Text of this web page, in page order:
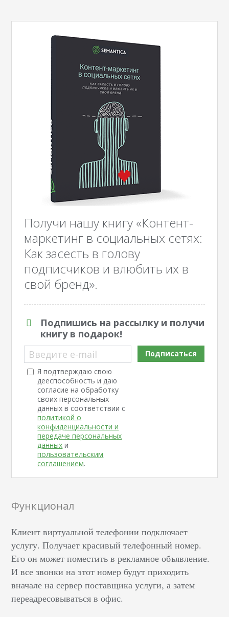
Получи нашу книгу «Контент-
маркетинг в социальных сетях:
Как засесть в голову
подписчиков и влюбить их в
свой бренд».
Подпишись на рассылку и получи
книгу в подарок!
Введите e-mail
Я подтверждаю свою
дееспособность и даю
согласие на обработку
своих персональных
данных в соответствии с
политикой о
конфиденциальности и
передаче персональных
данных и
пользовательским
соглашением.
Подписаться
Функционал
Клиент виртуальной телефонии подключает
услугу. Получает красивый телефонный номер.
Его он может поместить в рекламное объявление.
И все звонки на этот номер будут приходить
вначале на сервер поставщика услуги, а затем
переадресовываться в офис.